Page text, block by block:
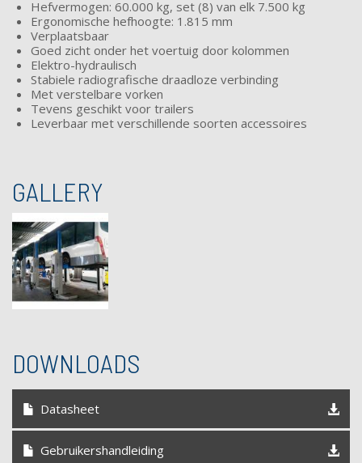
Hefvermogen: 60.000 kg, set (8) van elk 7.500 kg
Ergonomische hefhoogte: 1.815 mm
Verplaatsbaar
Goed zicht onder het voertuig door kolommen
Elektro-hydraulisch
Stabiele radiografische draadloze verbinding
Met verstelbare vorken
Tevens geschikt voor trailers
Leverbaar met verschillende soorten accessoires
GALLERY
DOWNLOADS
Datasheet
Gebruikershandleiding